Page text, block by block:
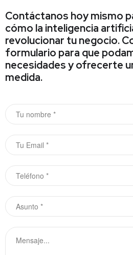
Contáctanos hoy mismo
cómo la inteligencia
revolucionar tu negocio.
formulario para que
necesidades y ofrecerte
medida.